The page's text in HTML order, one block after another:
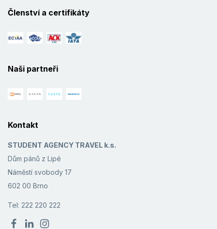
Členství a certifikáty
Naši partneři
Kontakt
STUDENT AGENCY TRAVEL k.s.
Dům pánů z Lipé
Náměstí svobody 17
602 00 Brno
Tel: 222 220 222